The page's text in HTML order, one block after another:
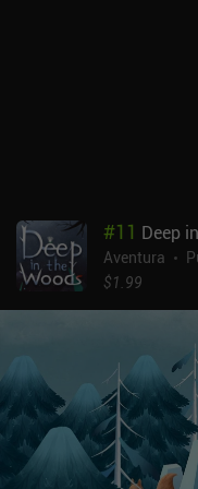
Strange Horticulture es
Como juego de nicho, no
jugabilidad meditativa y
#11 Deep
Aventura
$1.99